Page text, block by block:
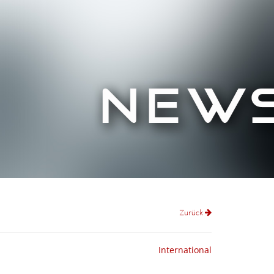
Zurück
International